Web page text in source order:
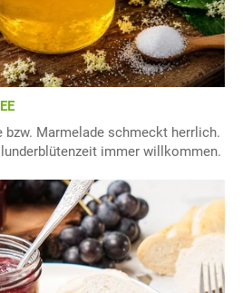
bzw. Marmelade schmeckt herrlich.
immer willkommen.